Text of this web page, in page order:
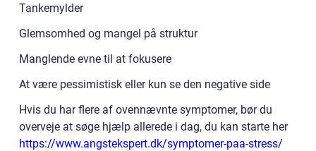
Tankemylder
Glemsomhed og mangel på struktur
Manglende evne til at fokusere
At være pessimistisk eller kun se den negative side
Hvis du har flere af ovennævnte symptomer, bør du
overveje at søge hjælp allerede i dag, du kan starte her
https://www.angstekspert.dk/symptomer-paa-stress/